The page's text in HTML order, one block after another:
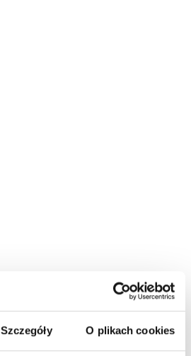
Szczegóły O plikach cookies